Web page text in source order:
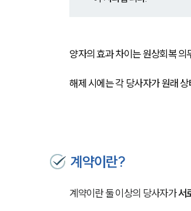
양자의 효과 차이는 원상회복 의
해제 시에는 각 당사자가 원래
계약이란?
계약이란 둘 이상의 당사자가 서